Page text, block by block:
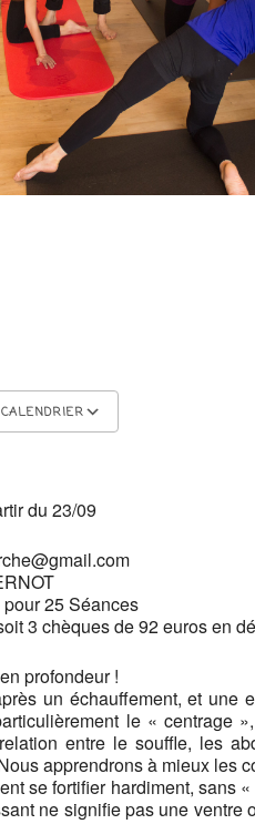
du 23/09
pour 25 Séances
3 chèques de 92 euros en
profondeur !
un échauffement, et une
le « centrage
entre le souffle, les
apprendrons à mieux les
se fortifier hardiment, sans
ne signifie pas une